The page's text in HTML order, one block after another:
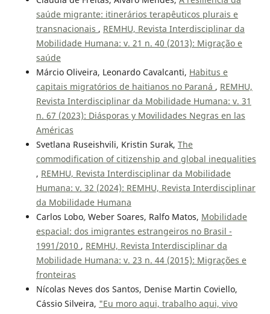
saúde migrante: itinerários terapêuticos plurais e
transnacionais , REMHU, Revista Interdisciplinar da
Mobilidade Humana: v. 21 n. 40 (2013): Migração e
saúde
Márcio Oliveira, Leonardo Cavalcanti, Habitus e
capitais migratórios de haitianos no Paraná , REMHU,
Revista Interdisciplinar da Mobilidade Humana: v. 31
n. 67 (2023): Diásporas y Movilidades Negras en las
Américas
Svetlana Ruseishvili, Kristin Surak, The
commodification of citizenship and global inequalities
, REMHU, Revista Interdisciplinar da Mobilidade
Humana: v. 32 (2024): REMHU, Revista Interdisciplinar
da Mobilidade Humana
Carlos Lobo, Weber Soares, Ralfo Matos, Mobilidade
espacial: dos imigrantes estrangeiros no Brasil -
1991/2010 , REMHU, Revista Interdisciplinar da
Mobilidade Humana: v. 23 n. 44 (2015): Migrações e
fronteiras
Nícolas Neves dos Santos, Denise Martin Coviello,
Cássio Silveira, "Eu moro aqui, trabalho aqui, vivo